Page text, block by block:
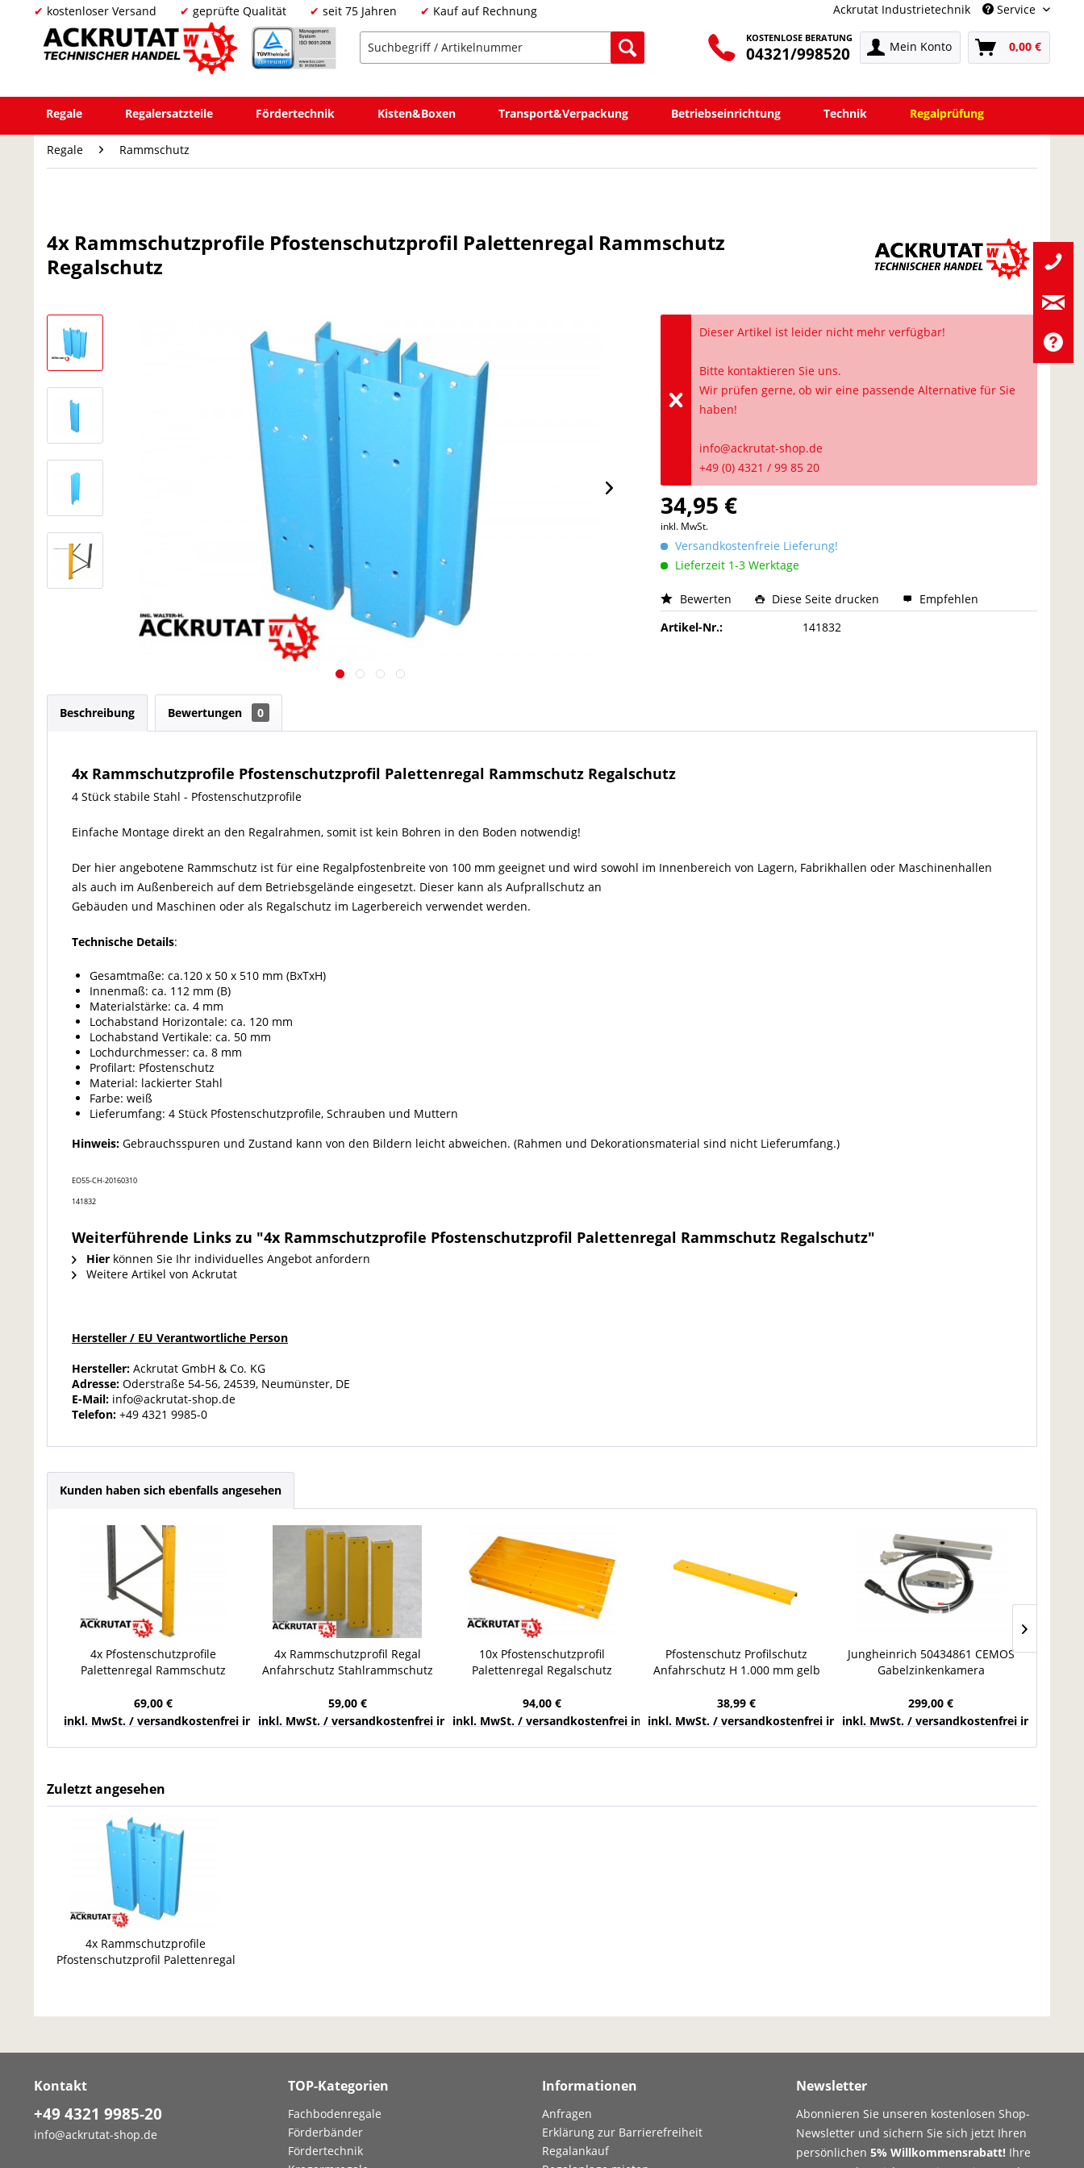
kostenloser Versand geprüfte Qualität seit 75 Jahren Kauf auf Rechnung Ackrutat Industrietechnik Service
KOSTENLOSE BERATUNG
04321/998520 Mein Konto 0,00 €
Regale Regalersatzteile Fördertechnik Kisten&Boxen Transport&Verpackung Betriebseinrichtung Technik Regalprüfung
Regale Rammschutz
4x Rammschutzprofile Pfostenschutzprofil Palettenregal Rammschutz
Regalschutz
Dieser Artikel ist leider nicht mehr verfügbar!
Bitte kontaktieren Sie uns.
Wir prüfen gerne, ob wir eine passende Alternative für Sie
haben!
info@ackrutat-shop.de
+49 (0) 4321 / 99 85 20
34,95 €
inkl. MwSt.
Versandkostenfreie Lieferung!
Lieferzeit 1-3 Werktage
Bewerten Diese Seite drucken
Empfehlen
Artikel-Nr.:
141832
Beschreibung Bewertungen 0
4x Rammschutzprofile Pfostenschutzprofil Palettenregal Rammschutz Regalschutz
4 Stück stabile Stahl - Pfostenschutzprofile
Einfache Montage direkt an den Regalrahmen, somit ist kein Bohren in den Boden notwendig!
Der hier angebotene Rammschutz ist für eine Regalpfostenbreite von 100 mm geeignet und wird sowohl im Innenbereich von Lagern, Fabrikhallen oder Maschinenhallen
als auch im Außenbereich auf dem Betriebsgelände eingesetzt. Dieser kann als Aufprallschutz an
Gebäuden und Maschinen oder als Regalschutz im Lagerbereich verwendet werden.
Technische Details:
Gesamtmaße: ca.120 x 50 x 510 mm (BxTxH)
Innenmaß: ca. 112 mm (B)
Materialstärke: ca. 4 mm
Lochabstand Horizontale: ca. 120 mm
Lochabstand Vertikale: ca. 50 mm
Lochdurchmesser: ca. 8 mm
Profilart: Pfostenschutz
Material: lackierter Stahl
Farbe: weiß
Lieferumfang: 4 Stück Pfostenschutzprofile, Schrauben und Muttern
Hinweis: Gebrauchsspuren und Zustand kann von den Bildern leicht abweichen. (Rahmen und Dekorationsmaterial sind nicht Lieferumfang.)
EO55-CH-20160310
141832
Weiterführende Links zu "4x Rammschutzprofile Pfostenschutzprofil Palettenregal Rammschutz Regalschutz"
Hier können Sie Ihr individuelles Angebot anfordern
Weitere Artikel von Ackrutat
Hersteller / EU Verantwortliche Person
Hersteller: Ackrutat GmbH & Co. KG
Adresse: Oderstraße 54-56, 24539, Neumünster, DE
E-Mail: info@ackrutat-shop.de
Telefon: +49 4321 9985-0
Kunden haben sich ebenfalls angesehen
4x Pfostenschutzprofile
Palettenregal Rammschutz
69,00 €
inkl. MwSt. / versandkostenfrei innerhalb Deutschlands
4x Rammschutzprofil Regal
Anfahrschutz Stahlrammschutz
59,00 €
inkl. MwSt. / versandkostenfrei innerhalb Deutschlands
10x Pfostenschutzprofil
Palettenregal Regalschutz
94,00 €
inkl. MwSt. / versandkostenfrei innerhalb Deutschlands
Pfostenschutz Profilschutz
Anfahrschutz H 1.000 mm gelb
38,99 €
inkl. MwSt. / versandkostenfrei innerhalb Deutschlands
Jungheinrich 50434861 CEMOS
Gabelzinkenkamera
299,00 €
inkl. MwSt. / versandkostenfrei innerhalb
Zuletzt angesehen
4x Rammschutzprofile
Pfostenschutzprofil Palettenregal
Kontakt
+49 4321 9985-20
info@ackrutat-shop.de
TOP-Kategorien
Fachbodenregale
Förderbänder
Fördertechnik
Informationen
Anfragen
Erklärung zur Barrierefreiheit
Regalankauf
Newsletter
Abonnieren Sie unseren kostenlosen Shop-
Newsletter und sichern Sie sich jetzt Ihren
persönlichen 5% Willkommensrabatt! Ihre